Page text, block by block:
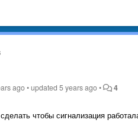
ago•updated5 years ago• 4
чтобы сигнализация